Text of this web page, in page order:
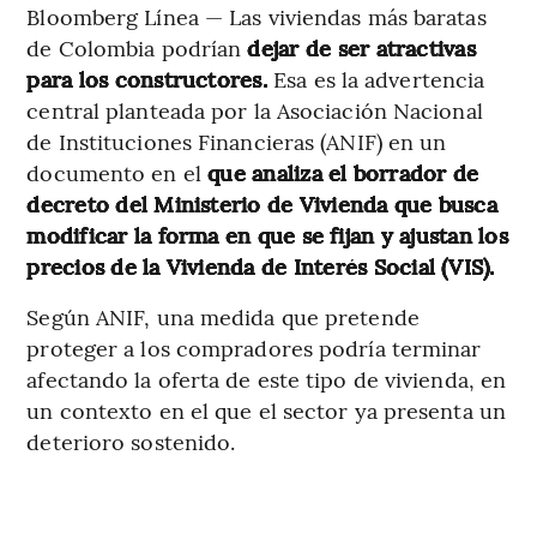
Bloomberg Línea — Las viviendas más baratas
de Colombia podríandejar de ser atractivas
para los constructores. Esa es la advertencia
central planteada por la Asociación Nacional
de Instituciones Financieras (ANIF) en un
documento en elque analiza el borrador de
decreto del Ministerio de Vivienda que busca
modificar la forma en que se fijan y ajustan los
precios de la Vivienda de Interés Social (VIS).
Según ANIF, una medida que pretende
proteger a los compradores podría terminar
afectando la oferta de este tipo de vivienda, en
un contexto en el que el sector ya presenta un
deterioro sostenido.